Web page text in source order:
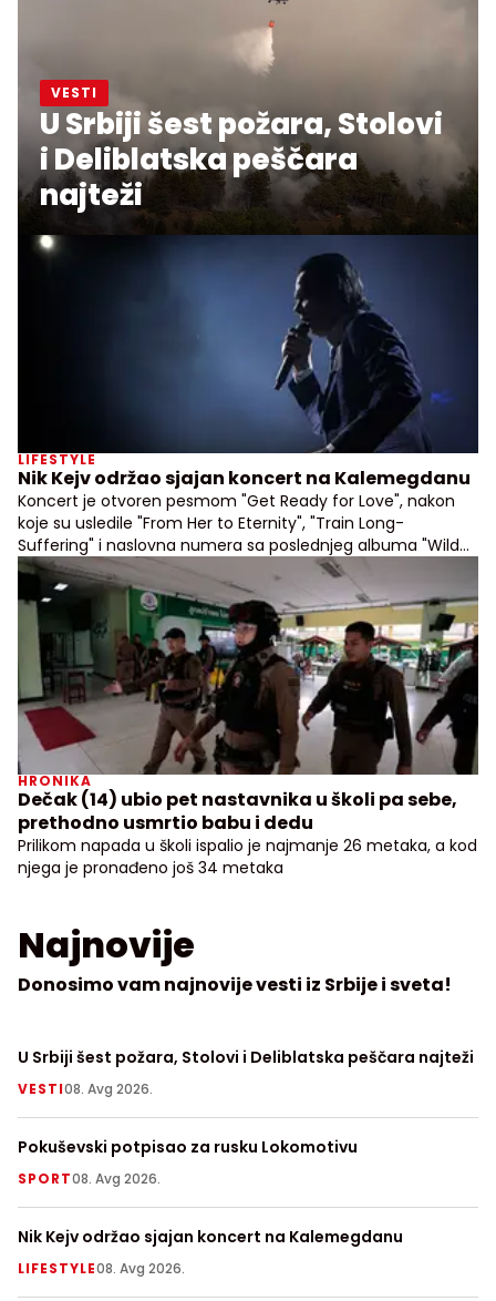
Najnovije
Donosimo vam najnovije vesti iz Srbije i sveta!
U Srbiji šest požara, Stolovi i Deliblatska peščara najteži
VESTI08. Avg 2026.
Pokuševski potpisao za rusku Lokomotivu
SPORT08. Avg 2026.
Nik Kejv održao sjajan koncert na Kalemegdanu
LIFESTYLE08. Avg 2026.
VESTI
U Srbiji šest požara, Stolovi
i Deliblatska peščara
najteži
LIFESTYLE
Nik Kejv održao sjajan koncert na Kalemegdanu
Koncert je otvoren pesmom "Get Ready for Love", nakon
koje su usledile "From Her to Eternity", "Train Long-
Suffering" i naslovna numera sa poslednjeg albuma "Wild
God"
HRONIKA
Dečak (14) ubio pet nastavnika u školi pa sebe,
prethodno usmrtio babu i dedu
Prilikom napada u školi ispalio je najmanje 26 metaka, a kod
njega je pronađeno još 34 metaka